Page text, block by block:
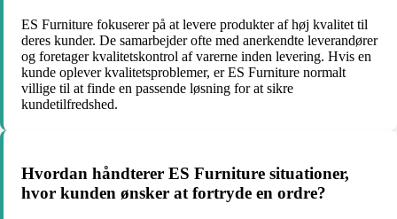
ES Furniture fokuserer på at levere produkter af høj kvalitet til
deres kunder. De samarbejder ofte med anerkendte leverandører
og foretager kvalitetskontrol af varerne inden levering. Hvis en
kunde oplever kvalitetsproblemer, er ES Furniture normalt
villige til at finde en passende løsning for at sikre
kundetilfredshed.
Hvordan håndterer ES Furniture situationer,
hvor kunden ønsker at fortryde en ordre?